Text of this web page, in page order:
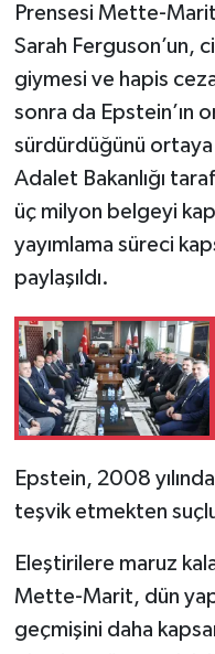
Prensesi Mette-
Sarah Ferguson’un,
giymesi ve hapis
sonra da Epstein’ın
sürdürdüğünü
Adalet Bakanlığı
üç milyon belgeyi
yayımlama süreci
paylaşıldı.
Epstein, 2008
teşvik etmekten
Eleştirilere maruz
Mette-Marit, dün
geçmişini daha